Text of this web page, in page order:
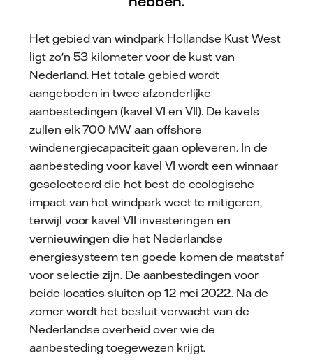
Het gebied van windpark Hollandse Kust West
ligt zo'n 53 kilometer voor de kust van
Nederland. Het totale gebied wordt
aangeboden in twee afzonderlijke
aanbestedingen (kavel VI en VII). De kavels
zullen elk 700 MW aan offshore
windenergiecapaciteit gaan opleveren. In de
aanbesteding voor kavel VI wordt een winnaar
geselecteerd die het best de ecologische
impact van het windpark weet te mitigeren,
terwijl voor kavel VII investeringen en
vernieuwingen die het Nederlandse
energiesysteem ten goede komen de maatstaf
voor selectie zijn. De aanbestedingen voor
beide locaties sluiten op 12 mei 2022. Na de
zomer wordt het besluit verwacht van de
Nederlandse overheid over wie de
aanbesteding toegewezen krijgt.